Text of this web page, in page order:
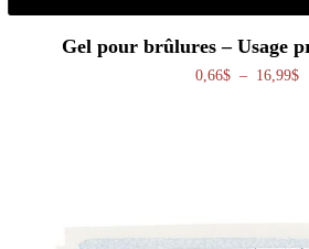
Gel pour brûlures – Usage
0,66$ – 16,99$